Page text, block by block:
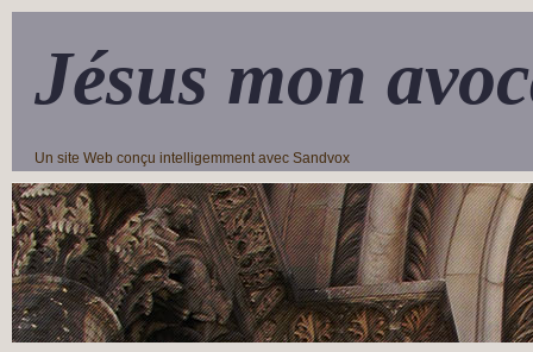
Jésus mon
Un site Web conçu intelligemment avec Sandvox